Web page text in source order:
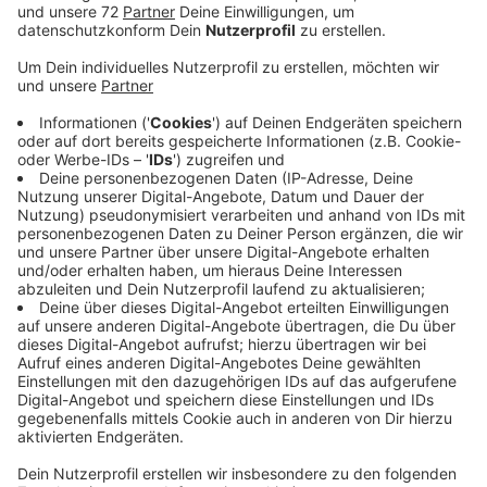
Veröffentlicht:Dienstag, 04.02.2025 06:52
Anzeige
Bislang liegen Kaufzusagen im Wert von insgesamt
fast 59 000 Euro vor. Jetzt geht es darum auch noch
die restliche Summe zusammenzubekommen, sagt
Petra Hiller von der Genossenschaft. Ohne den
Eigenanteil und Fördergelder wäre es nicht realistisch
den nötigen Kredit von der Bank zu bekommen. Das
Team wirbt unter anderem mit Flyern um weitere
Anteile. Außerdem gibt esHIERauf der Homepage
jederzeit aktuelle Infos zu dem Projekt. Bis Samstag
in einer Woche (15.2.) hofft die Genossenschaft
Kaufzusagen für Anteile in der nötigen Höhe von 100
000 Euro zusammenzubekommen. Es soll einen
Dorfladen-Neubau geben, weil der Mietvertrag für die